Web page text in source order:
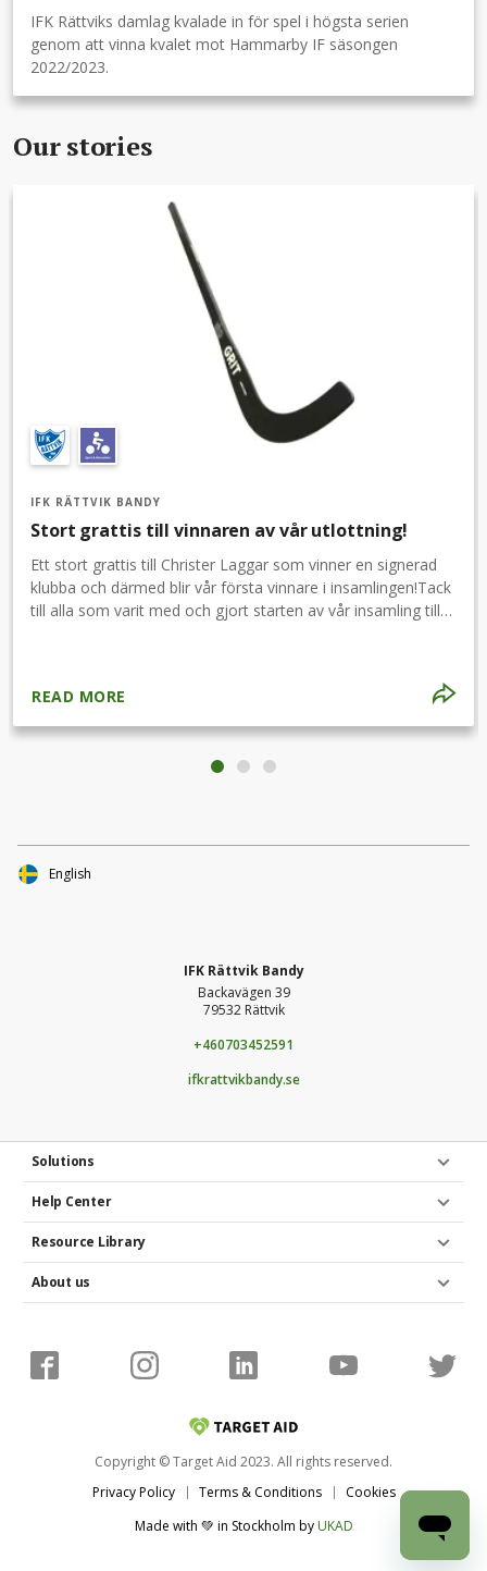
IFK Rättviks damlag kvalade in för spel i högsta serien
genom att vinna kvalet mot Hammarby IF säsongen
2022/2023.
Our stories
IFK RÄTTVIK BANDY
Stort grattis till vinnaren av vår utlottning!
Ett stort grattis till Christer Laggar som vinner en signerad
klubba och därmed blir vår första vinnare i insamlingen!Tack
till alla som varit med och gjort starten av vår insamling till
READ MORE
IFK Rättvik Bandy
Backavägen 39
79532 Rättvik
+460703452591
ifkrattvikbandy.se
Solutions
Help Center
Resource Library
About us
Copyright © Target Aid 2023. All rights reserved.
Privacy Policy
Terms & Conditions
Cookies
Made with 💚 in Stockholm by UKAD
English